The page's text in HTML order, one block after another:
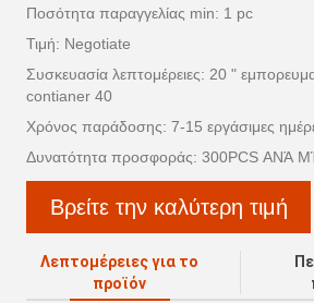
Ποσότητα παραγγελίας min: 1 pc
Τιμή: Negotiate
Συσκευασία λεπτομέρειες: 20 "
contianer 40
Χρόνος παράδοσης: 7-15 εργάσιμες
Δυνατότητα προσφοράς: 300PCS ΑΝΆ
Βρείτε την καλύτερη τιμή
Λεπτομέρειες για το
προϊόν